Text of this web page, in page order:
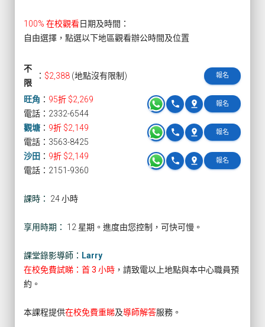
100% 在校觀看日期及時間：
自由選擇，點選以下地區觀看辦公時間及位置
不
限
： $2,388 (地點沒有限制) 報名
旺角 ： 95折 $2,269 報名
pin_drop
phone
電話：2332-6544
觀塘 ： 9折 $2,149 報名
pin_drop
phone
電話：3563-8425
沙田 ： 9折 $2,149 報名
pin_drop
phone
電話：2151-9360
課時： 24 小時
享用時期： 12 星期。進度由您控制，可快可慢。
課堂錄影導師： Larry
在校免費試睇：首 3 小時 ，請致電以上地點與本中心職員預
約。
本課程提供在校免費重睇及導師解答服務。